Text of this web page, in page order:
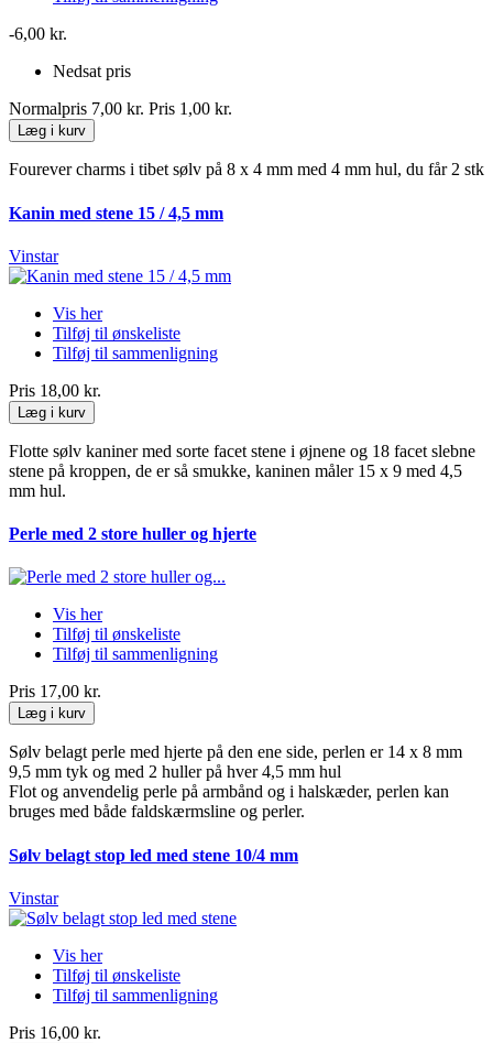
-6,00 kr.
Nedsat pris
Normalpris 7,00 kr. Pris 1,00 kr.
Læg i kurv
Fourever charms i tibet sølv på 8 x 4 mm med 4 mm hul, du får 2 stk
Kanin med stene 15 / 4,5 mm
Vinstar
Vis her
Tilføj til ønskeliste
Tilføj til sammenligning
Pris 18,00 kr.
Læg i kurv
Flotte sølv kaniner med sorte facet stene i øjnene og 18 facet slebne
stene på kroppen, de er så smukke, kaninen måler 15 x 9 med 4,5
mm hul.
Perle med 2 store huller og hjerte
Vis her
Tilføj til ønskeliste
Tilføj til sammenligning
Pris 17,00 kr.
Læg i kurv
Sølv belagt perle med hjerte på den ene side, perlen er 14 x 8 mm
9,5 mm tyk og med 2 huller på hver 4,5 mm hul
Flot og anvendelig perle på armbånd og i halskæder, perlen kan
bruges med både faldskærmsline og perler.
Sølv belagt stop led med stene 10/4 mm
Vinstar
Vis her
Tilføj til ønskeliste
Tilføj til sammenligning
Pris 16,00 kr.